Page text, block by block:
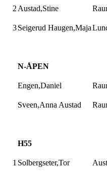
2 Austad,Stine
3Seigerud Haugen,Maja
N-ÅPEN
Engen,Daniel
Sveen,Anna Austad
H55
1 Solbergseter,Tor